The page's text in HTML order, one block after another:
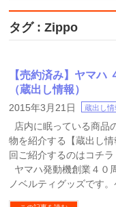
タグ : Zippo
【売約済み】ヤマ
（蔵出し情報）
2015年3月21日 蔵出し情
店内に眠っている商品
物を紹介する【蔵出し
回ご紹介するのはコチ
ヤマハ発動機創業４０
ノベルティグッズです